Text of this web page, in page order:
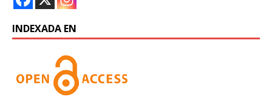
INDEXADA EN